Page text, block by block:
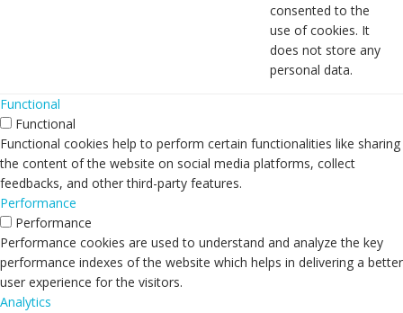
consented to the
use of cookies. It
does not store any
personal data.
Functional
Functional
Functional cookies help to perform certain functionalities like sharing
the content of the website on social media platforms, collect
feedbacks, and other third-party features.
Performance
Performance
Performance cookies are used to understand and analyze the key
performance indexes of the website which helps in delivering a better
user experience for the visitors.
Analytics